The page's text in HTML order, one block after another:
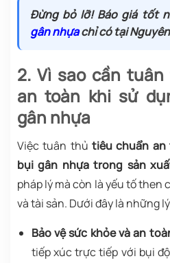
Đừng bỏ lỡ! Báo giá tốt
gânnhựachỉ có tại
2. Vì sao cần
an toàn khi sử
gân nhựa
Việc tuân thủ tiêu chuẩn
bụi gân nhựa trong sản
pháp lý mà còn là yếu tố then
và tài sản. Dưới đây là những
Bảo vệ sức khỏe và an
tiếp xúc trực tiếp với bụi